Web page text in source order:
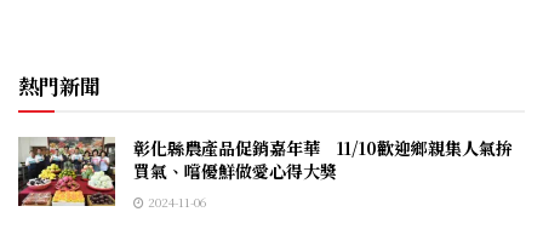
熱門新聞
彰化縣農產品促銷嘉年華 11/10歡迎鄉親集人氣拚
買氣、嚐優鮮做愛心得大獎
2024-11-06